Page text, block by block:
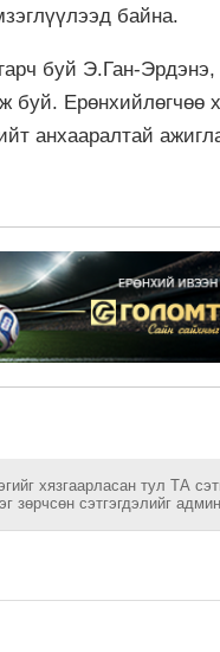
байна.
буй Э.Ган-
буй. Ерөнхийлөгчөө
анхааралтай
хязгаарласан тул ТА
сэтгэгдэлийг админ